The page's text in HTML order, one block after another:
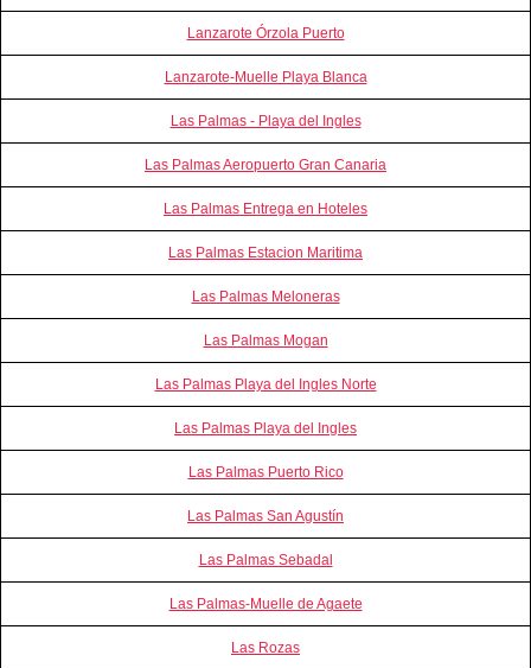
Lanzarote Órzola Puerto
Lanzarote-Muelle Playa Blanca
Las Palmas - Playa del Ingles
Las Palmas Aeropuerto Gran Canaria
Las Palmas Entrega en Hoteles
Las Palmas Estacion Maritima
Las Palmas Meloneras
Las Palmas Mogan
Las Palmas Playa del Ingles Norte
Las Palmas Playa del Ingles
Las Palmas Puerto Rico
Las Palmas San Agustín
Las Palmas Sebadal
Las Palmas-Muelle de Agaete
Las Rozas